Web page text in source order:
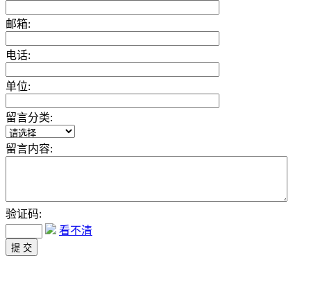
邮箱:
电话:
单位:
留言分类:
留言内容:
验证码:
看不清